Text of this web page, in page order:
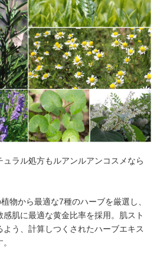
ラル処方もルアンルアンコスメなら
物から最適な7種のハーブを厳選し、
肌に最適な黄金比率を採用。肌スト
う、計算しつくされたハーブエキス